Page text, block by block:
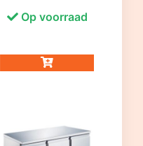
Op voorraad